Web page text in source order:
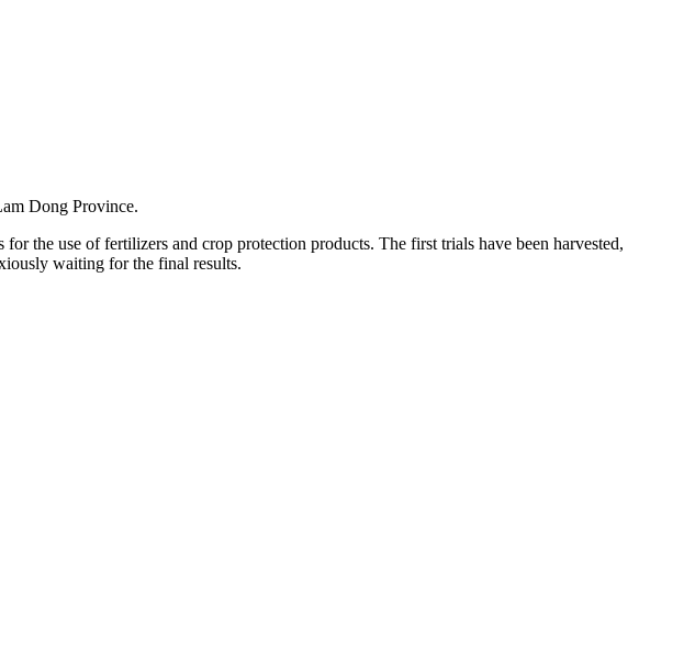
Dong Province.
the use of fertilizers and crop protection products. The first trials have been harvested,
waiting for the final results.